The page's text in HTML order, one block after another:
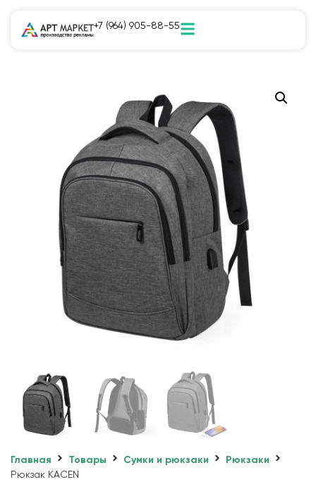
+7 (964) 905-88-55
Главная Товары Сумки и рюкзаки
Рюкзаки
Рюкзак KACEN